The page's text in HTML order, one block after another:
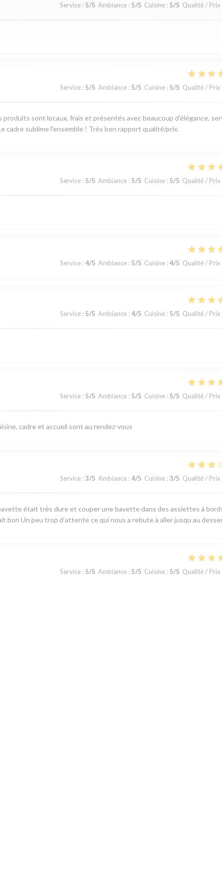
Service : 5/5 Ambiance : 5/5 Cuisine :5/5 Qualité / Prix
Service : 5/5 Ambiance : 5/5 Cuisine : 5/5 Qualité / Prix
sont locaux, frais et présentés avec beaucoup d'élégance,
cadre sublime l'ensemble ! Très bon rapport qualité/prix.
Service : 5/5 Ambiance : 5/5 Cuisine : 5/5 Qualité / Prix
Service : 4/5 Ambiance : 5/5 Cuisine : 4/5 Qualité / Prix
Service : 5/5 Ambiance : 4/5 Cuisine : 5/5 Qualité / Prix
Service : 5/5 Ambiance : 5/5 Cuisine : 5/5 Qualité / Prix
cadre et accueil sont au rendez-vous
Service : 3/5 Ambiance : 4/5 Cuisine : 3/5 Qualité / Prix
était très dure et couper une bavette dans des assiettes à
bon Un peu trop d’attente ce qui nous a rebute à aller jusqu au
Service : 5/5 Ambiance : 5/5 Cuisine : 5/5 Qualité / Prix